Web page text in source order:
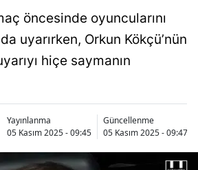
öncesinde oyuncularını
uyarırken, Orkun Kökçü’nün
hiçe saymanın
Yayınlanma
05 Kasım 2025 - 09:45
Güncellenme
05 Kasım 2025 - 09:47